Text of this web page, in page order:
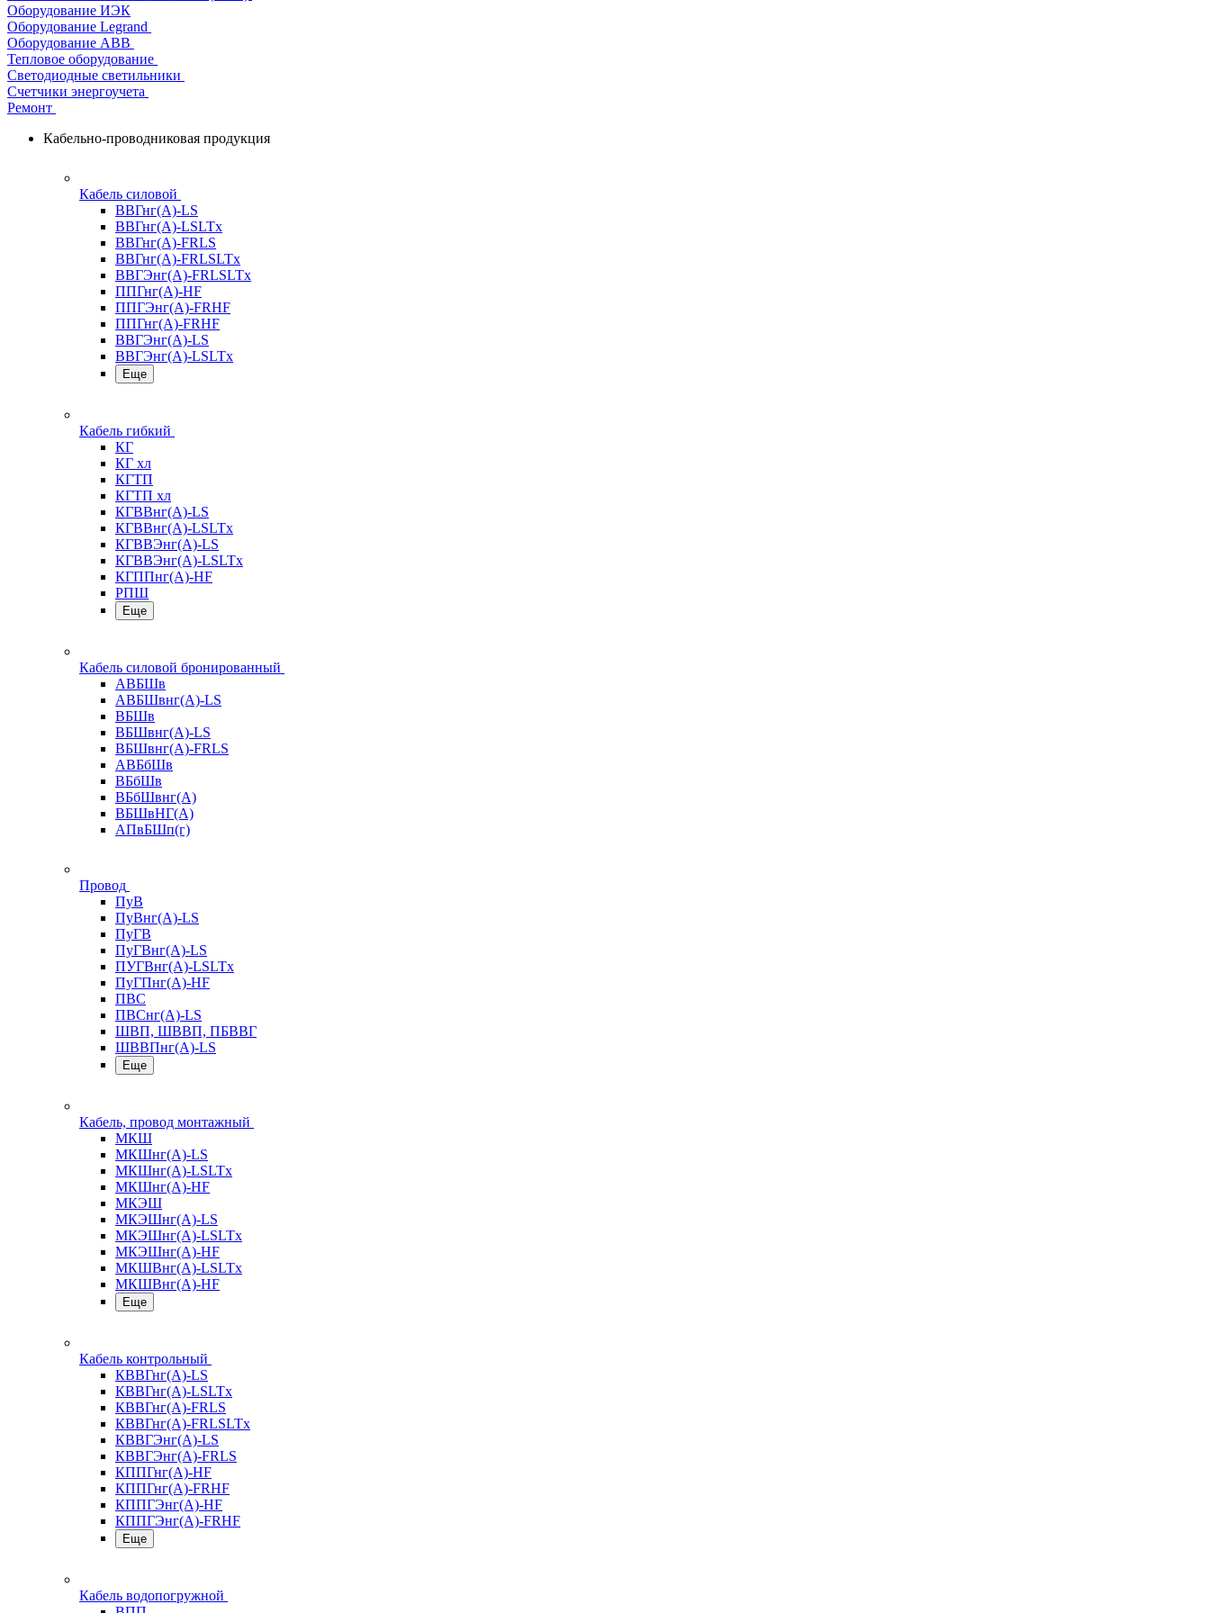
Оборудование ИЭК
Оборудование Legrand
Оборудование АВВ
Тепловое оборудование
Светодиодные светильники
Счетчики энергоучета
Ремонт
Кабельно-проводниковая продукция
Кабель силовой
ВВГнг(А)-LS
ВВГнг(А)-LSLTx
ВВГнг(А)-FRLS
ВВГнг(А)-FRLSLTx
ВВГЭнг(А)-FRLSLTx
ППГнг(А)-HF
ППГЭнг(А)-FRHF
ППГнг(А)-FRHF
ВВГЭнг(А)-LS
ВВГЭнг(А)-LSLTx
Еще
Кабель гибкий
КГ
КГ хл
КГТП
КГТП хл
КГВВнг(А)-LS
КГВВнг(А)-LSLTx
КГВВЭнг(А)-LS
КГВВЭнг(А)-LSLTx
КГППнг(А)-HF
РПШ
Еще
Кабель силовой бронированный
АВБШв
АВБШвнг(А)-LS
ВБШв
ВБШвнг(А)-LS
ВБШвнг(А)-FRLS
АВБбШв
ВБбШв
ВБбШвнг(А)
ВБШвНГ(А)
АПвБШп(г)
Провод
ПуВ
ПуВнг(А)-LS
ПуГВ
ПуГВнг(А)-LS
ПУГВнг(А)-LSLTx
ПуГПнг(А)-HF
ПВС
ПВСнг(А)-LS
ШВП, ШВВП, ПБВВГ
ШВВПнг(А)-LS
Еще
Кабель, провод монтажный
МКШ
МКШнг(А)-LS
МКШнг(А)-LSLTx
МКШнг(А)-HF
МКЭШ
МКЭШнг(А)-LS
МКЭШнг(А)-LSLTx
МКЭШнг(А)-HF
МКШВнг(A)-LSLTx
МКШВнг(А)-HF
Еще
Кабель контрольный
КВВГнг(А)-LS
КВВГнг(А)-LSLTx
КВВГнг(А)-FRLS
КВВГнг(А)-FRLSLTx
КВВГЭнг(А)-LS
КВВГЭнг(А)-FRLS
КППГнг(А)-HF
КППГнг(А)-FRHF
КППГЭнг(А)-HF
КППГЭнг(А)-FRHF
Еще
Кабель водопогружной